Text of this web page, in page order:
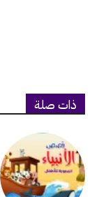
ذات صلة